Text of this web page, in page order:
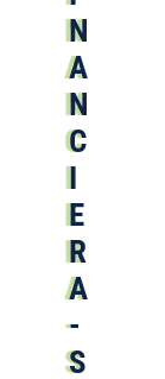
N
A
N
C
I
E
R
A
-
S